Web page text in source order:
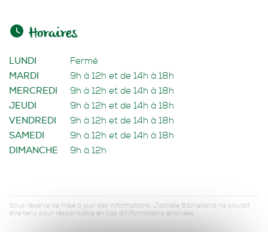
Horaires
LUNDI
Fermé
MARDI
9h à 12h et de 14h à 18h
MERCREDI
9h à 12h et de 14h à 18h
JEUDI
9h à 12h et de 14h à 18h
VENDREDI
9h à 12h et de 14h à 18h
SAMEDI
9h à 12h et de 14h à 18h
DIMANCHE
9h à 12h
Sous réserve de mise à jour des informations. J'achète Bitcherland ne saurait
être tenu pour responsable en cas d'informations erronées.